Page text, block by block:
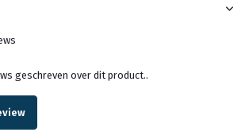
geschreven over dit product..